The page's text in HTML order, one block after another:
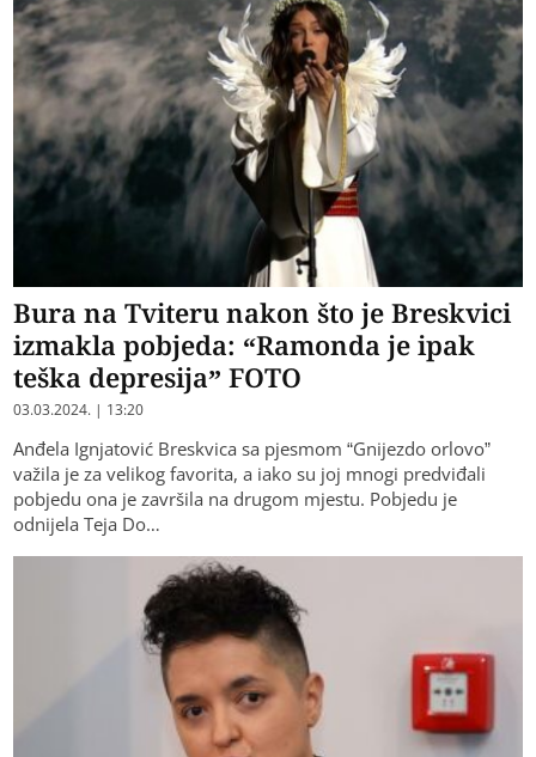
Bura na Tviteru nakon što je Breskvici
izmakla pobjeda: “Ramonda je ipak
teška depresija” FOTO
03.03.2024. | 13:20
Anđela Ignjatović Breskvica sa pjesmom “Gnijezdo orlovo”
važila je za velikog favorita, a iako su joj mnogi predviđali
pobjedu ona je završila na drugom mjestu. Pobjedu je
odnijela Teja Do…